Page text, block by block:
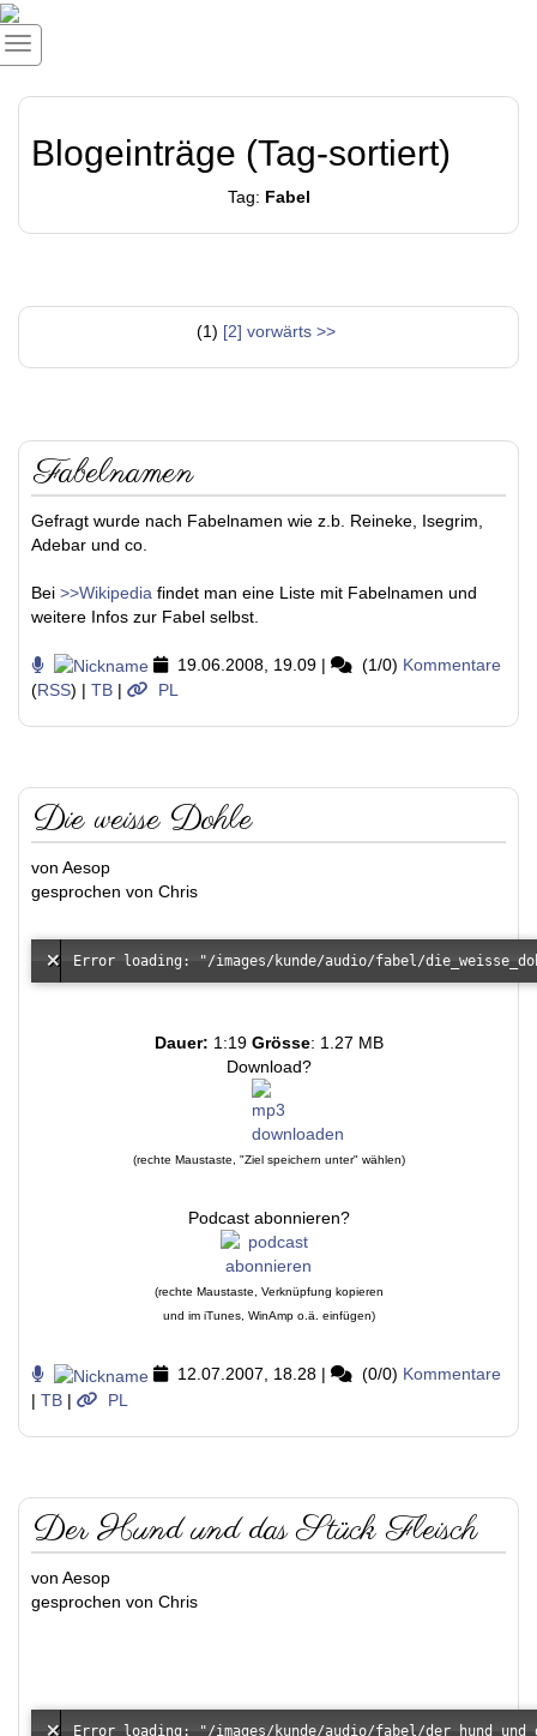
Blogeinträge (Tag-sortiert)
Tag: Fabel
(1) [2] vorwärts >>
Fabelnamen
Gefragt wurde nach Fabelnamen wie z.b. Reineke, Isegrim,
Adebar und co.
Bei >>Wikipedia findet man eine Liste mit Fabelnamen und
weitere Infos zur Fabel selbst.
19.06.2008, 19.09 | (1/0) Kommentare
(RSS) | TB | PL
Die weisse Dohle
von Aesop
gesprochen von Chris
Dauer: 1:19 Grösse: 1.27 MB
Download?
(rechte Maustaste, "Ziel speichern unter" wählen)
Podcast abonnieren?
(rechte Maustaste, Verknüpfung kopieren
und im iTunes, WinAmp o.ä. einfügen)
12.07.2007, 18.28 | (0/0) Kommentare
| TB | PL
Der Hund und das Stück Fleisch
von Aesop
gesprochen von Chris